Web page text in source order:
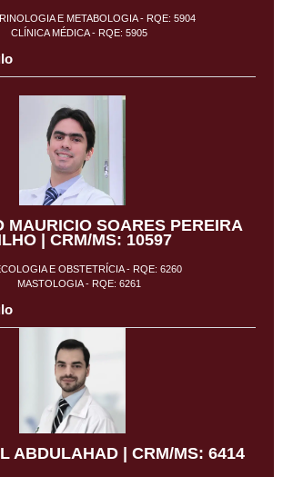
E METABOLOGIA - RQE: 5904
CLÍNICA MÉDICA - RQE: 5905
MAURICIO SOARES PEREIRA
| CRM/MS: 10597
E OBSTETRÍCIA - RQE: 6260
MASTOLOGIA - RQE: 6261
ABDULAHAD | CRM/MS: 6414